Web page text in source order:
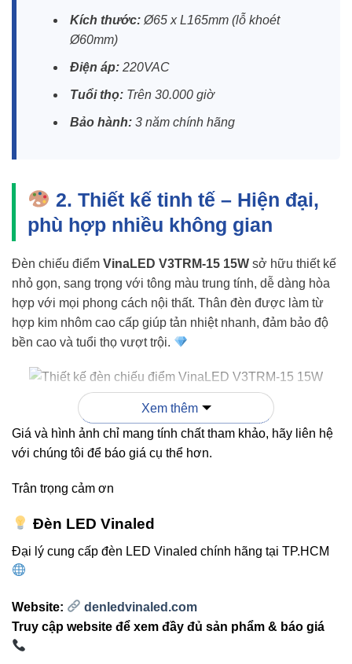
Kích thước:Ø65 x L165mm (lỗ khoét
Ø60mm)
Điện áp:220VAC
Tuổi thọ:Trên 30.000 giờ
Bảo hành:3 năm chính hãng
2. Thiết kế tinh tế – Hiện đại,
phù hợp nhiều không gian
Đèn chiếu điểm VinaLED V3TRM-15 15W sở hữu thiết kế
nhỏ gọn, sang trọng với tông màu trung tính, dễ dàng hòa
hợp với mọi phong cách nội thất. Thân đèn được làm từ
hợp kim nhôm cao cấp giúp tản nhiệt nhanh, đảm bảo độ
bền cao và tuổi thọ vượt trội.
Nhờ thiết kế lắp nổi, người dùng không cần khoét trần sâu
như các loại đèn âm trần truyền thống. Điều này giúp quá
trình thi công trở nên đơn giản, tiết kiệm thời gian và chi
phí. Đèn còn có thể điều chỉnh góc chiếu linh hoạt từ 15°
sáng tổng thể.
3. Ứng dụng thực tế của đèn
Với ánh sáng trung thực và khả năng chiếu tập trung,
chiếu điểm VinaLED V3TRM-15 15Wđược ứng dụng
phổ biến trong nhiều không gian khác nhau:
Xem thêm
Giá và hình ảnh chỉ mang tính chất tham khảo, hãy liên hệ
với chúng tôi để báo giá cụ thể hơn.
Trân trọng cảm ơn
Đèn LED Vinaled
Đại lý cung cấp đèn LED Vinaled chính hãng tại TP.HCM
Website:
denledvinaled.com
Truy cập website để xem đầy đủ sản phẩm & báo giá